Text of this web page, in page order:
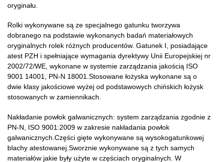
oryginału.
Rolki wykonywane są ze specjalnego gatunku tworzywa
dobranego na podstawie wykonanych badań materiałowych
oryginalnych rolek różnych producentów. Gatunek I, posiadające
atest PZH i spełniające wymagania dyrektywy Unii Europejskiej nr
2002/72/WE, wykonane w systemie zarządzania jakością ISO
9001 14001, PN-N 18001.Stosowane łożyska wykonane są o
dwie klasy jakościowe wyżej od podstawowych chińskich łożysk
stosowanych w zamiennikach.
Nakładanie powłok galwanicznych: system zarządzania zgodnie z
PN-N, ISO 9001:2009 w zakresie nakładania powłok
galwanicznych.Części gięte wykonywane są wysokogatunkowej
blachy atestowanej.Sworznie wykonywane są z tych samych
materiałów jakie były użyte w częściach oryginalnych. W